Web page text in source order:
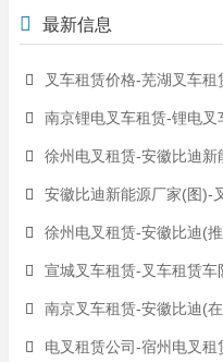
最新信息
叉车租赁价格-芜湖叉车
南京锂电叉车租赁-锂电叉
徐州电叉租赁-安徽比迪
安徽比迪新能源厂家(图)-
徐州电叉租赁-安徽比迪(
宣城叉车租赁-叉车租赁
南京叉车租赁-安徽比迪(
电叉租赁公司-宿州电叉